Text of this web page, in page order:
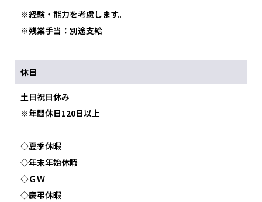
※経験・能力を考慮します。
※残業手当：別途支給
休日
土日祝日休み
※年間休日120日以上
◇夏季休暇
◇年末年始休暇
◇ＧＷ
◇慶弔休暇